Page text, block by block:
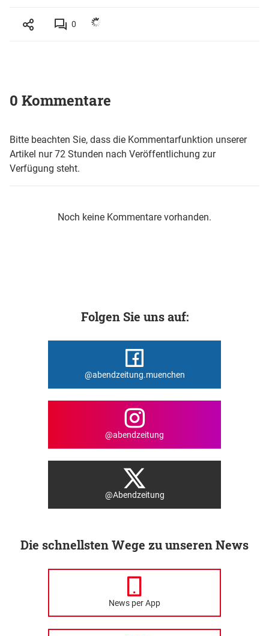
0
0 Kommentare
Bitte beachten Sie, dass die Kommentarfunktion unserer
Artikel nur 72 Stunden nach Veröffentlichung zur
Verfügung steht.
Noch keine Kommentare vorhanden.
Folgen Sie uns auf:
@abendzeitung.muenchen
@abendzeitung
@Abendzeitung
Die schnellsten Wege zu unseren News
News per App